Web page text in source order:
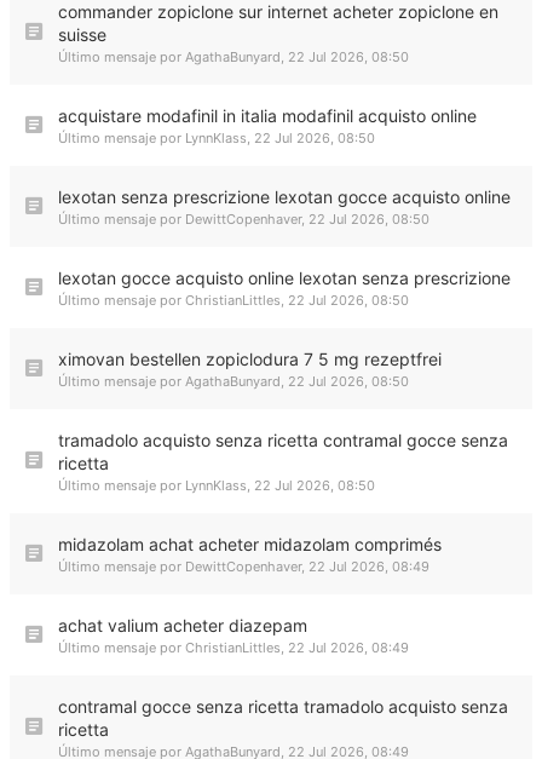
commander zopiclone sur internet acheter zopiclone en
suisse
Último mensaje por AgathaBunyard, 22 Jul 2026, 08:50
acquistare modafinil in italia modafinil acquisto online
Último mensaje por LynnKlass, 22 Jul 2026, 08:50
lexotan senza prescrizione lexotan gocce acquisto online
Último mensaje por DewittCopenhaver, 22 Jul 2026, 08:50
lexotan gocce acquisto online lexotan senza prescrizione
Último mensaje por ChristianLittles, 22 Jul 2026, 08:50
ximovan bestellen zopiclodura 7 5 mg rezeptfrei
Último mensaje por AgathaBunyard, 22 Jul 2026, 08:50
tramadolo acquisto senza ricetta contramal gocce senza
ricetta
Último mensaje por LynnKlass, 22 Jul 2026, 08:50
midazolam achat acheter midazolam comprimés
Último mensaje por DewittCopenhaver, 22 Jul 2026, 08:49
achat valium acheter diazepam
Último mensaje por ChristianLittles, 22 Jul 2026, 08:49
contramal gocce senza ricetta tramadolo acquisto senza
ricetta
Último mensaje por AgathaBunyard, 22 Jul 2026, 08:49